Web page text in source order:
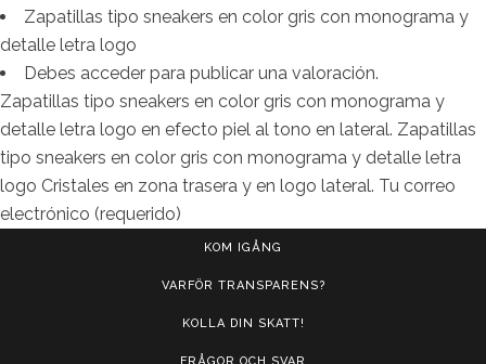
Zapatillas tipo sneakers en color gris con monograma y
detalle letra logo
Debes acceder para publicar una valoración.
Zapatillas tipo sneakers en color gris con monograma y
detalle letra logo en efecto piel al tono en lateral. Zapatillas
tipo sneakers en color gris con monograma y detalle letra
logo Cristales en zona trasera y en logo lateral. Tu correo
electrónico (requerido)
KOM IGÅNG
VARFÖR TRANSPARENS?
KOLLA DIN SKATT!